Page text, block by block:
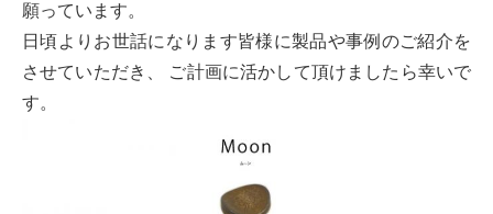
願っています。
日頃よりお世話になります皆様に製品や事例のご紹介を
させていただき、 ご計画に活かして頂けましたら幸いで
す。